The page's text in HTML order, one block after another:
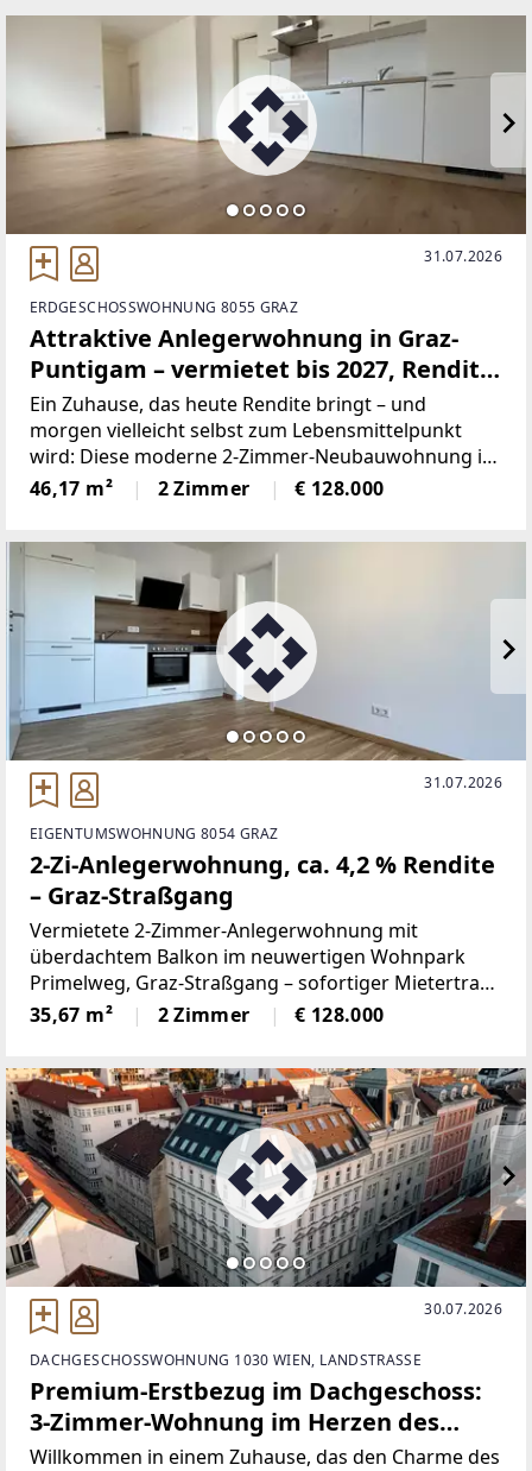
31.07.2026
ERDGESCHOSSWOHNUNG 8055 GRAZ
Attraktive Anlegerwohnung in Graz-
Puntigam – vermietet bis 2027, Rendite
gesichert
Ein Zuhause, das heute Rendite bringt – und
morgen vielleicht selbst zum Lebensmittelpunkt
wird: Diese moderne 2-Zimmer-Neubauwohnung in
Graz-Puntigam vereint die Vorteile einer sicheren
Kapitalanlage mit der Attraktivität eines
46,17 m² 2 Zimmer € 128.000
31.07.2026
EIGENTUMSWOHNUNG 8054 GRAZ
2-Zi-Anlegerwohnung, ca. 4,2 % Rendite
– Graz-Straßgang
Vermietete 2-Zimmer-Anlegerwohnung mit
überdachtem Balkon im neuwertigen Wohnpark
Primelweg, Graz-Straßgang – sofortiger Mietertrag
bei Neubauqualität.Die rund 35,67 m² große
Wohnung (Haus A, Baujahr 2022) ist durchdacht
35,67 m² 2 Zimmer € 128.000
30.07.2026
DACHGESCHOSSWOHNUNG 1030 WIEN, LANDSTRASSE
Premium-Erstbezug im Dachgeschoss:
3-Zimmer-Wohnung im Herzen des
Botschaftsviertels
Willkommen in einem Zuhause, das den Charme des